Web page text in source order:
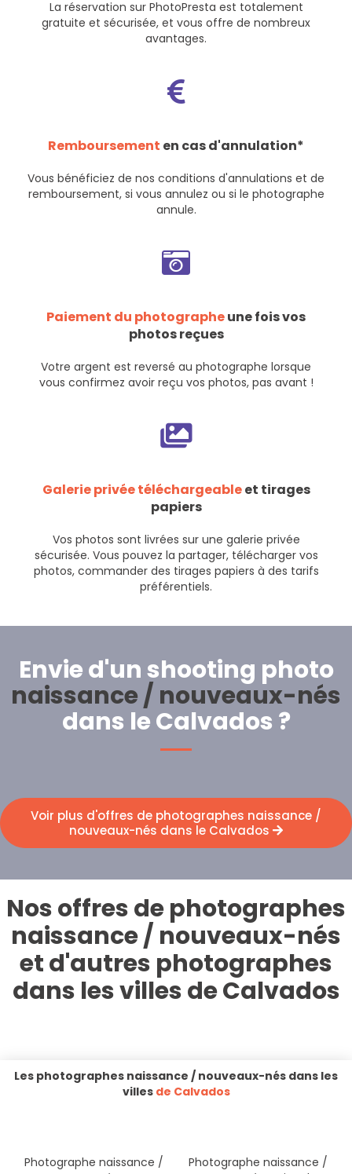
La réservation sur PhotoPresta est totalement
gratuite et sécurisée, et vous offre de nombreux
avantages.
Remboursement en cas d'annulation*
Vous bénéficiez de nos conditions d'annulations et de
remboursement, si vous annulez ou si le photographe
annule.
Paiement du photographeune fois vos
photos reçues
Votre argent est reversé au photographe lorsque
vous confirmez avoir reçu vos photos, pas avant !
Galerie privée téléchargeableet tirages
papiers
Vos photos sont livrées sur une galerie privée
sécurisée. Vous pouvez la partager, télécharger vos
photos, commander des tirages papiers à des tarifs
préférentiels.
Envie d'un shooting photo
naissance / nouveaux-nés
dans le Calvados ?
Voir plus d'offres de photographes naissance /
nouveaux-nés dans le Calvados
Nos offres de photographes
naissance / nouveaux-nés
et d'autres photographes
dans les villes de Calvados
Les photographes naissance / nouveaux-nés dans les
villes de Calvados
Photographe naissance /
Photographe naissance /